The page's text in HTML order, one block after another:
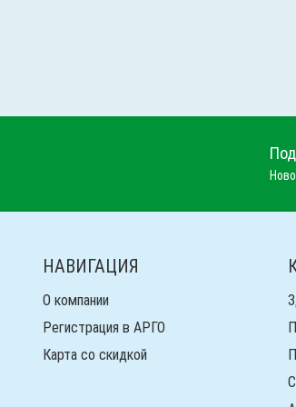
НАВИГАЦИЯ
О компании
Регистрация в АРГО
Карта со скидкой